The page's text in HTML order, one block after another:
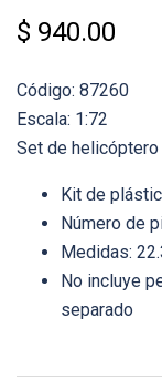
$ 940.00
Código: 87260
Escala: 1:72
Set de
Kit de
Número de
Medidas:
No incluye
separado